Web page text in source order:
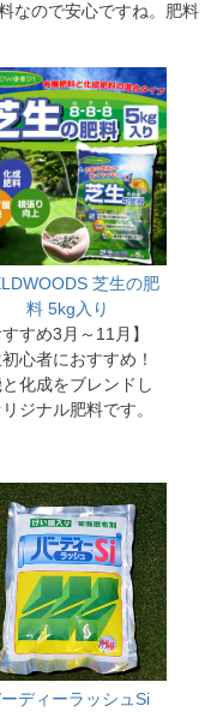
なので安心ですね。肥料
芝生の肥
料 5kg入り
すすめ3月～11月】
心者におすすめ！
化成をブレンドし
ジナル肥料です。
ディーラッシュSi